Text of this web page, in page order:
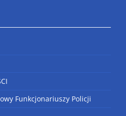
Funkcjonariuszy Policji